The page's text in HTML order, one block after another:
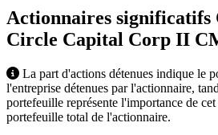
Actionnaires significatifs
Circle Capital Corp II
La part d'actions détenues indique le
l'entreprise détenues par l'actionnaire,
portefeuille représente l'importance de
portefeuille total de l'actionnaire.